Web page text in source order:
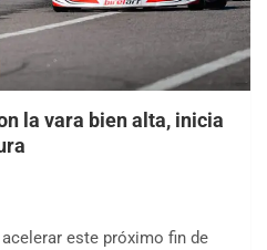
la vara bien alta, inicia
este próximo fin de